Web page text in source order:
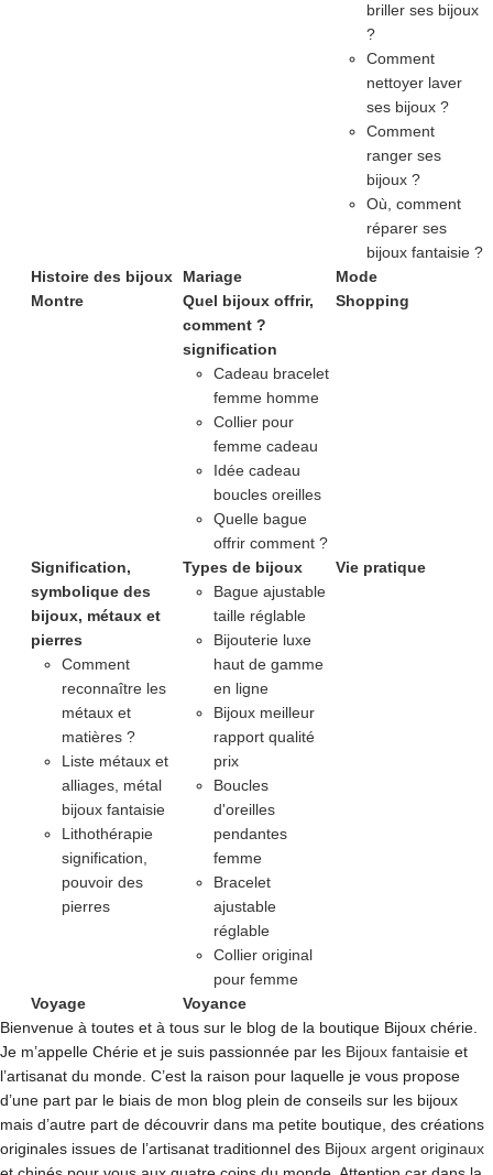
briller ses bijoux
?
Comment
nettoyer laver
ses bijoux ?
Comment
ranger ses
bijoux ?
Où, comment
réparer ses
bijoux fantaisie ?
Histoire des bijoux
Mariage
Mode
Montre
Quel bijoux offrir,
comment ?
signification
Cadeau bracelet
femme homme
Collier pour
femme cadeau
Idée cadeau
boucles oreilles
Quelle bague
offrir comment ?
Shopping
Signification,
symbolique des
bijoux, métaux et
pierres
Comment
reconnaître les
métaux et
matières ?
Liste métaux et
alliages, métal
bijoux fantaisie
Lithothérapie
signification,
pouvoir des
pierres
Types de bijoux
Bague ajustable
taille réglable
Bijouterie luxe
haut de gamme
en ligne
Bijoux meilleur
rapport qualité
prix
Boucles
d'oreilles
pendantes
femme
Bracelet
ajustable
réglable
Collier original
pour femme
Vie pratique
Voyage
Voyance
Bienvenue à toutes et à tous sur le blog de la boutique Bijoux chérie.
Je m’appelle Chérie et je suis passionnée par les Bijoux fantaisie et
l’artisanat du monde. C’est la raison pour laquelle je vous propose
d’une part par le biais de mon blog plein de conseils sur les bijoux
mais d’autre part de découvrir dans ma petite boutique, des créations
originales issues de l’artisanat traditionnel des Bijoux argent originaux